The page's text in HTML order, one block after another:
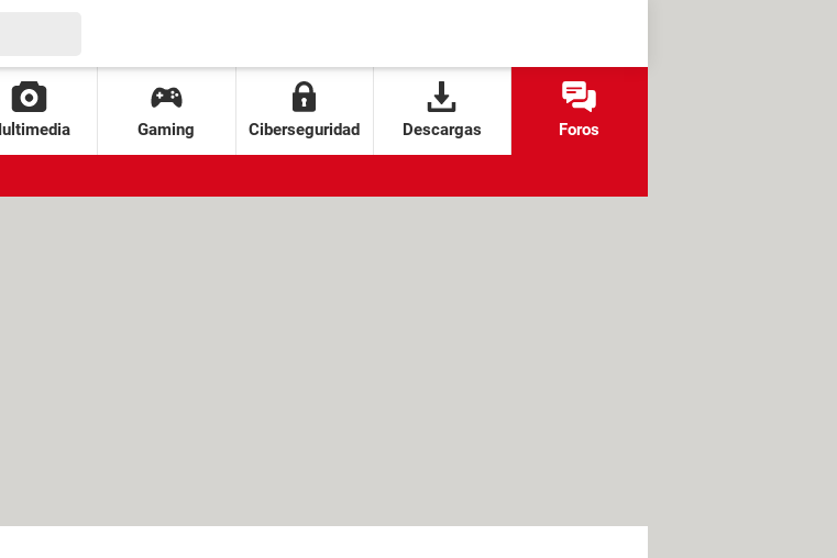
Gaming Ciberseguridad Descargas Foros